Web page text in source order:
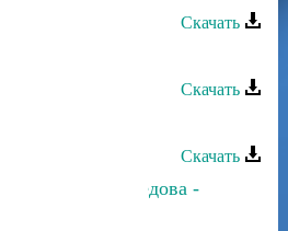
Скачать
во сне
Скачать
Скачать
Гидаят Магомедова -